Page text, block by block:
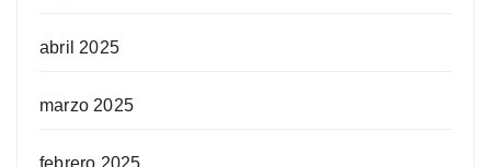
abril 2025
marzo 2025
febrero 2025